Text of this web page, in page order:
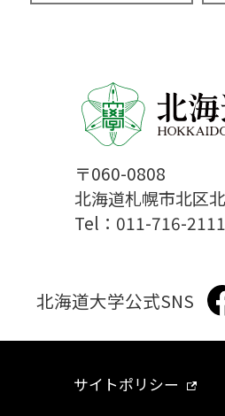
〒060-0808
北海道札幌市北区
Tel：011-716-2111
北海道大学公式SNS
サイトポリシー